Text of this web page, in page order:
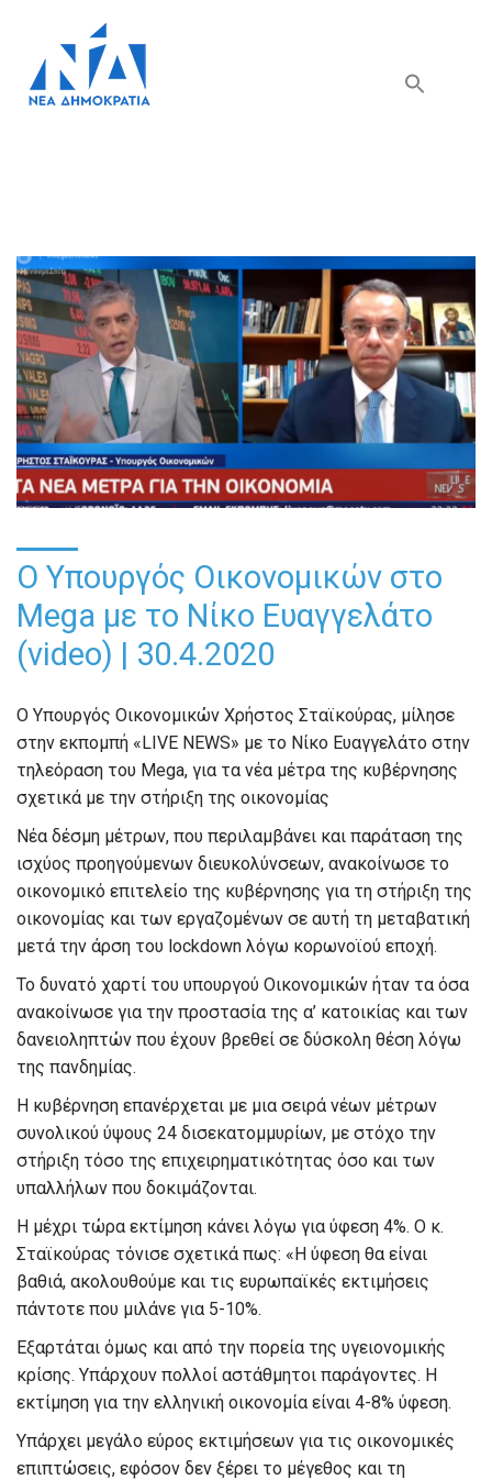
Ο Υπουργός Οικονομικών στο
Mega με το Νίκο Ευαγγελάτο
(video) | 30.4.2020
Ο Υπουργός Οικονομικών Χρήστος Σταϊκούρας, μίλησε
στην εκπομπή «LIVE NEWS» με το Νίκο Ευαγγελάτο στην
τηλεόραση του Mega, για τα νέα μέτρα της κυβέρνησης
σχετικά με την στήριξη της οικονομίας
Νέα δέσμη μέτρων, που περιλαμβάνει και παράταση της
ισχύος προηγούμενων διευκολύνσεων, ανακοίνωσε το
οικονομικό επιτελείο της κυβέρνησης για τη στήριξη της
οικονομίας και των εργαζομένων σε αυτή τη μεταβατική
μετά την άρση του lockdown λόγω κορωνοϊού εποχή.
Το δυνατό χαρτί του υπουργού Οικονομικών ήταν τα όσα
ανακοίνωσε για την προστασία της α’ κατοικίας και των
δανειοληπτών που έχουν βρεθεί σε δύσκολη θέση λόγω
της πανδημίας.
Η κυβέρνηση επανέρχεται με μια σειρά νέων μέτρων
συνολικού ύψους 24 δισεκατομμυρίων, με στόχο την
στήριξη τόσο της επιχειρηματικότητας όσο και των
υπαλλήλων που δοκιμάζονται.
Η μέχρι τώρα εκτίμηση κάνει λόγω για ύφεση 4%. Ο κ.
Σταϊκούρας τόνισε σχετικά πως: «Η ύφεση θα είναι
βαθιά, ακολουθούμε και τις ευρωπαϊκές εκτιμήσεις
πάντοτε που μιλάνε για 5-10%.
Εξαρτάται όμως και από την πορεία της υγειονομικής
κρίσης. Υπάρχουν πολλοί αστάθμητοι παράγοντες. Η
εκτίμηση για την ελληνική οικονομία είναι 4-8% ύφεση.
Υπάρχει μεγάλο εύρος εκτιμήσεων για τις οικονομικές
επιπτώσεις, εφόσον δεν ξέρει το μέγεθος και τη